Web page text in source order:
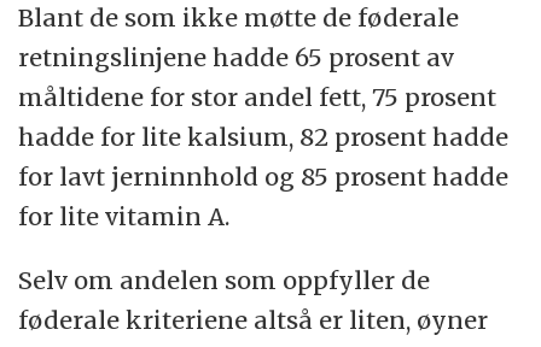
Blant de som ikke møtte de føderale
retningslinjene hadde 65 prosent av
måltidene for stor andel fett, 75 prosent
hadde for lite kalsium, 82 prosent hadde
for lavt jerninnhold og 85 prosent hadde
for lite vitamin A.
Selv om andelen som oppfyller de
føderale kriteriene altså er liten, øyner